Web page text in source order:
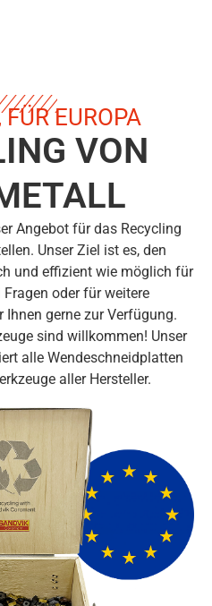
EUROPA
VON
Angebot für das Recycling
Unser Ziel ist es, den
und effizient wie möglich für
oder für weitere
gerne zur Verfügung.
sind willkommen! Unser
alle Wendeschneidplatten
aller Hersteller.